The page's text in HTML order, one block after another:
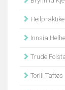
Innsia
Trude
Torill